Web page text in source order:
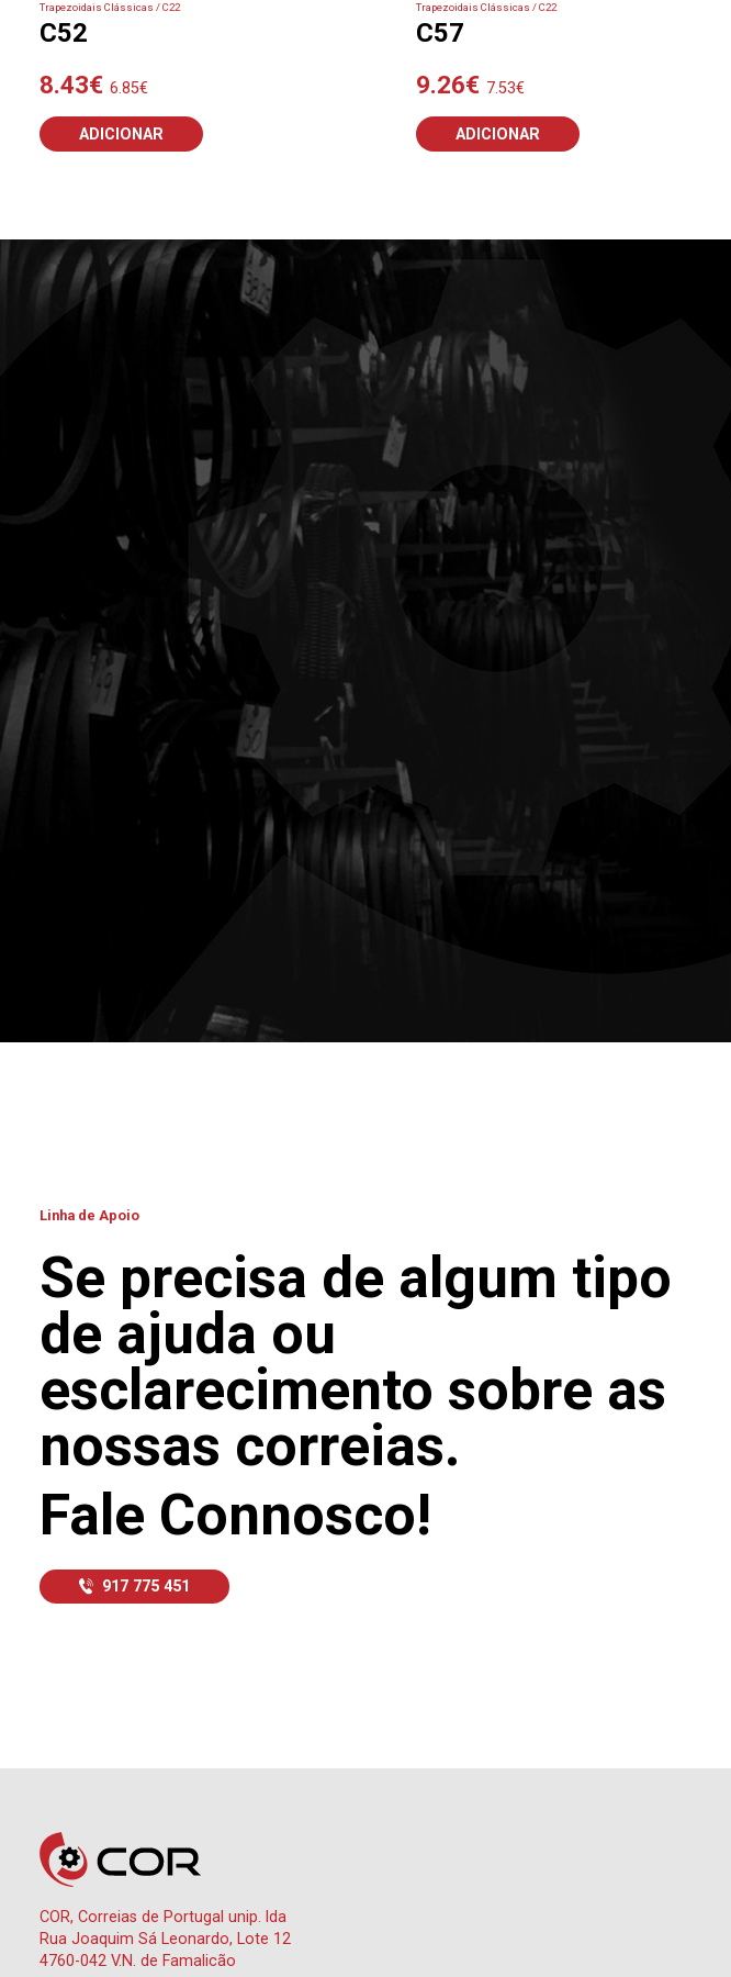
Trapezoidais Clássicas / C22
C52
8.43€ 6.85€
ADICIONAR
Trapezoidais Clássicas / C22
C57
9.26€ 7.53€
ADICIONAR
Linha de Apoio
Se precisa de algum tipo
de ajuda ou
esclarecimento sobre as
nossas correias.
Fale Connosco!
917 775 451
COR, Correias de Portugal unip. lda
Rua Joaquim Sá Leonardo, Lote 12
4760-042 V.N. de Famalicão